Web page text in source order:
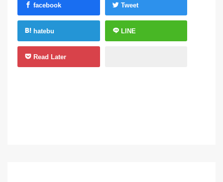
facebook Tweet
hatebu LINE
Read Later